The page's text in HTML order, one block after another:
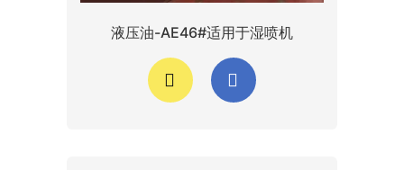
液压油-AE46#适用于湿喷机